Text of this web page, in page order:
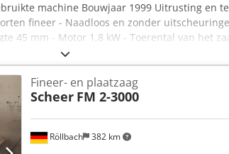
machine Bouwjaar 1999 Uitrusting en
fineer - Naadloos en zonder
45 mm - Motor 1,8 kW - Toerental van het
Afkjf - Met schaafunit voor het koppelen
instelbaar - Voegmeskop 85 x 50 mm, met 4
(kogellagergeleiding) - Met voorste
positie-indicator - Spanning van het
cilinders - Achterste oplegtafel met
1290 mm - Gewicht 520 kg Beschikbaarheid:
Röllbach 382 km
Fineer- en plaatzaag
Scheer FM 2-3000